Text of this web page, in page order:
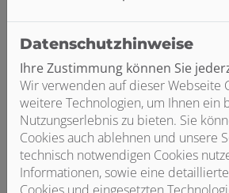
Seiten zu Newsbeiträgen oder
Nicht ausreichender Kontrast,
Bildern
Logos ohne Alternativtexte
Externe Tools wie Planer,
Assistenten
Datenschutzhinweise
Ihre Zustimmung können Sie
Wir verwenden auf dieser Webseite
weitere Technologien, um Ihnen ein
Nutzungserlebnis zu bieten. Sie
Cookies auch ablehnen und unsere
technisch notwendigen Cookies
Informationen, sowie eine